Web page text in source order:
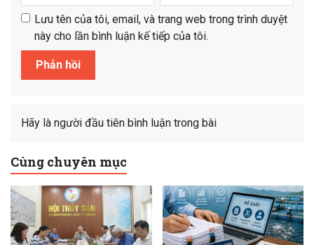
Lưu tên của tôi, email, và trang web trong trình duyệt
này cho lần bình luận kế tiếp của tôi.
Hãy là người đầu tiên bình luận trong bài
Cùng chuyên mục